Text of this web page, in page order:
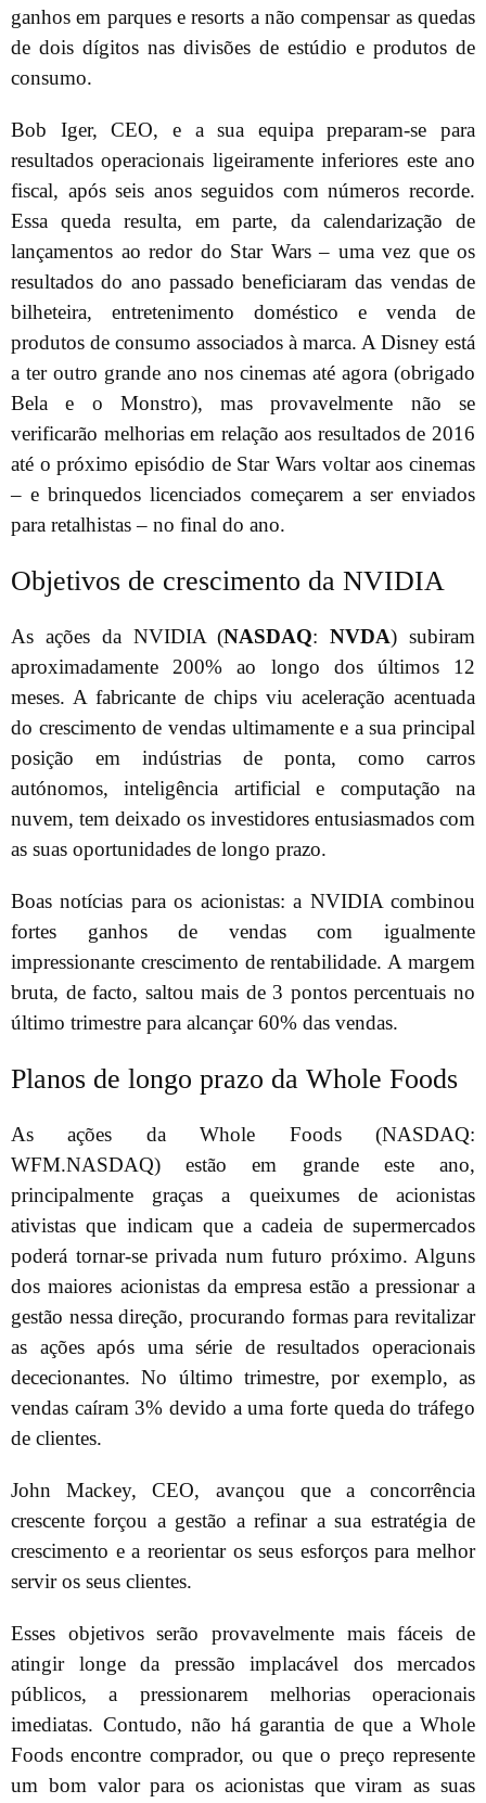
ganhos em parques e resorts a não compensar as quedas
de dois dígitos nas divisões de estúdio e produtos de
consumo.
Bob Iger, CEO, e a sua equipa preparam-se para
resultados operacionais ligeiramente inferiores este ano
fiscal, após seis anos seguidos com números recorde.
Essa queda resulta, em parte, da calendarização de
lançamentos ao redor do Star Wars – uma vez que os
resultados do ano passado beneficiaram das vendas de
bilheteira, entretenimento doméstico e venda de
produtos de consumo associados à marca. A Disney está
a ter outro grande ano nos cinemas até agora (obrigado
Bela e o Monstro), mas provavelmente não se
verificarão melhorias em relação aos resultados de 2016
até o próximo episódio de Star Wars voltar aos cinemas
– e brinquedos licenciados começarem a ser enviados
para retalhistas – no final do ano.
Objetivos de crescimento da NVIDIA
As ações da NVIDIA (NASDAQ:NVDA) subiram
aproximadamente 200% ao longo dos últimos 12
meses. A fabricante de chips viu aceleração acentuada
do crescimento de vendas ultimamente e a sua principal
posição em indústrias de ponta, como carros
autónomos, inteligência artificial e computação na
nuvem, tem deixado os investidores entusiasmados com
as suas oportunidades de longo prazo.
Boas notícias para os acionistas: a NVIDIA combinou
fortes ganhos de vendas com igualmente
impressionante crescimento de rentabilidade. A margem
bruta, de facto, saltou mais de 3 pontos percentuais no
último trimestre para alcançar 60% das vendas.
Planos de longo prazo da Whole Foods
As ações da Whole Foods (NASDAQ:
WFM.NASDAQ) estão em grande este ano,
principalmente graças a queixumes de acionistas
ativistas que indicam que a cadeia de supermercados
poderá tornar-se privada num futuro próximo. Alguns
dos maiores acionistas da empresa estão a pressionar a
gestão nessa direção, procurando formas para revitalizar
as ações após uma série de resultados operacionais
dececionantes. No último trimestre, por exemplo, as
vendas caíram 3% devido a uma forte queda do tráfego
de clientes.
John Mackey, CEO, avançou que a concorrência
crescente forçou a gestão a refinar a sua estratégia de
crescimento e a reorientar os seus esforços para melhor
servir os seus clientes.
Esses objetivos serão provavelmente mais fáceis de
atingir longe da pressão implacável dos mercados
públicos, a pressionarem melhorias operacionais
imediatas. Contudo, não há garantia de que a Whole
Foods encontre comprador, ou que o preço represente
um bom valor para os acionistas que viram as suas